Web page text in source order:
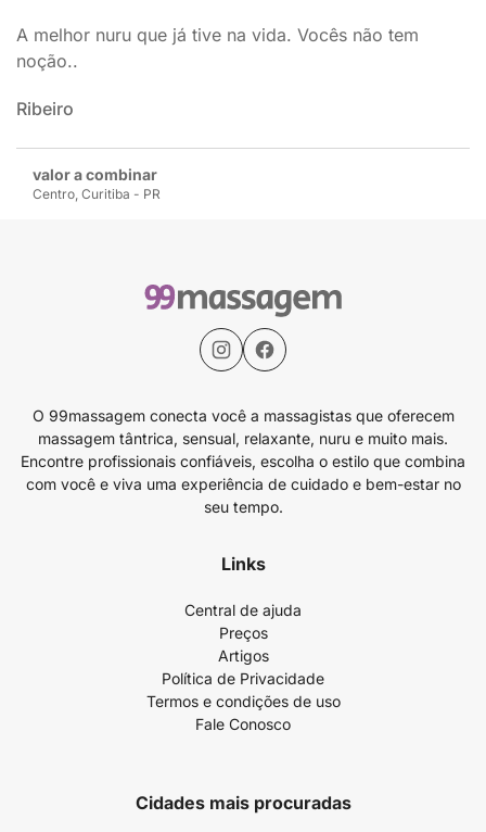
valor a combinar
Centro, Curitiba - PR
A melhor nuru que já tive na vida. Vocês não tem
noção..
Ribeiro
O 99massagem conecta você a massagistas que oferecem
massagem tântrica, sensual, relaxante, nuru e muito mais.
Encontre profissionais confiáveis, escolha o estilo que combina
com você e viva uma experiência de cuidado e bem-estar no
seu tempo.
Links
Central de ajuda
Preços
Artigos
Política de Privacidade
Termos e condições de uso
Fale Conosco
Cidades mais procuradas